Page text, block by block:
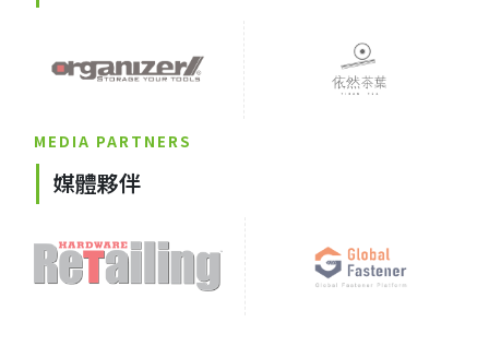
MEDIA PARTNERS
媒體夥伴